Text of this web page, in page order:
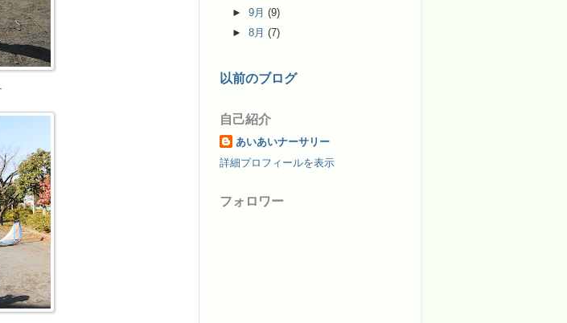
►9月(9)
►8月(7)
以前のブログ
自己紹介
あいあいナーサリー
詳細プロフィールを表示
フォロワー